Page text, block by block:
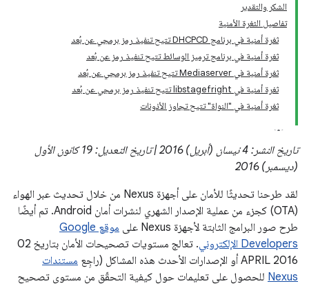
الشكر والتقدير
تفاصيل الثغرة الأمنية
ثغرة أمنية في برنامج DHCPCD تتيح تنفيذ رمز برمجي عن بُعد
ثغرة أمنية في برنامج ترميز الوسائط تتيح تنفيذ رمز عن بُعد
ثغرة أمنية في Mediaserver تتيح تنفيذ رمز برمجي عن بُعد
ثغرة أمنية في libstagefright تتيح تنفيذ رمز برمجي عن بُعد
ثغرة أمنية في "النواة" تتيح تجاوز الأذونات
تاريخ النشر: 4 نيسان (أبريل) 2016 | تاريخ التعديل: 19 كانون الأول
(ديسمبر) 2016
لقد طرحنا تحديثًا للأمان على أجهزة Nexus من خلال تحديث عبر الهواء
(OTA) كجزء من عملية الإصدار الشهري لنشرات أمان Android. تم أيضًا
طرح صور البرامج الثابتة لأجهزة Nexus على
موقع Google
Developers الإلكتروني
. تعالج مستويات تصحيحات الأمان بتاريخ 02
APRIL 2016 أو الإصدارات الأحدث هذه المشاكل (راجِع
مستندات
Nexus للحصول على تعليمات حول كيفية التحقّق من مستوى تصحيح